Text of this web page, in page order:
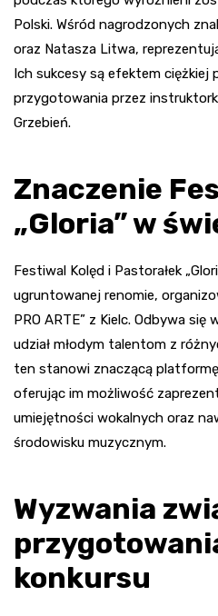
Polski. Wśród nagrodzonych
oraz Natasza Litwa,
Ich sukcesy są efektem ciężkiej
przygotowania przez
Grzebień.
Znaczenie
„Gloria” w
Festiwal Kolęd i Pastorałek
ugruntowanej renomie,
PRO ARTE” z Kielc. Odbywa
udział młodym talentom z
ten stanowi znaczącą
oferując im możliwość
umiejętności wokalnych oraz
środowisku muzycznym.
Wyzwania
konkursu